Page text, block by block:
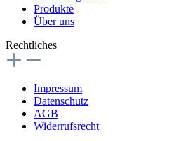
Produkte
Über uns
Rechtliches
Impressum
Datenschutz
AGB
Widerrufsrecht